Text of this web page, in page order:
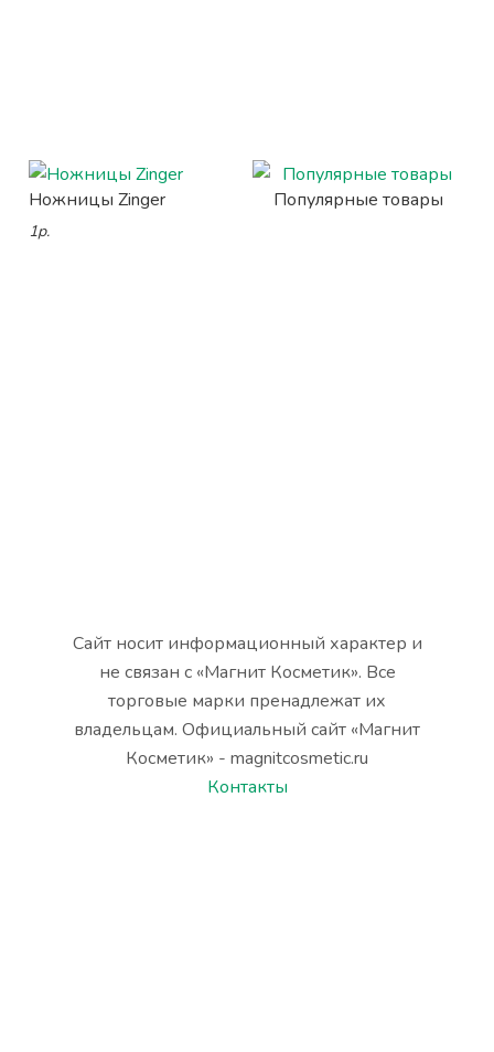
Ножницы Zinger
1р.
Популярные товары
Сайт носит информационный характер и
не связан с «Магнит Косметик». Все
торговые марки пренадлежат их
владельцам. Официальный сайт «Магнит
Косметик» - magnitcosmetic.ru
Контакты